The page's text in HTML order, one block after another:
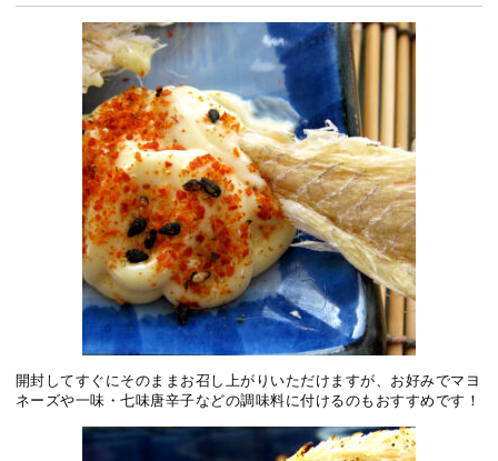
開封してすぐにそのままお召し上がりいただけますが、お好みでマヨ
ネーズや一味・七味唐辛子などの調味料に付けるのもおすすめです！